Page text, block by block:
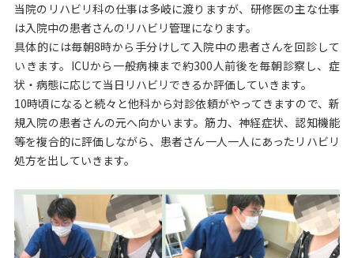
当院のリハビリ科の仕事は多岐に渡りますが、研修医の主な仕事
は入院中の患者さんのリハビリ管理になります。
具体的には毎朝8時から手分けして入院中の患者さんを回診して
いきます。ICUから一般病棟まで約300人前後を毎朝診察し、症
状・病態に応じて当日リハビリできるか評価していきます。
10時頃になると続々と他科から対診依頼がやってきますので、新
規入院の患者さんの元へ向かいます。筋力、神経症状、認知機能
等を複合的に評価しながら、患者さん一人一人にあったリハビリ
処方を出していきます。